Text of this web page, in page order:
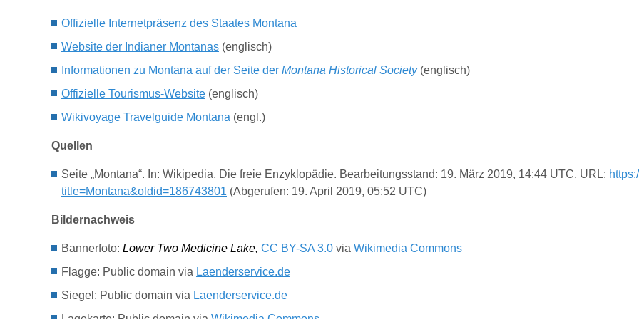
Offizielle Internetpräsenz des Staates Montana
Website der Indianer Montanas (englisch)
Informationen zu Montana auf der Seite der Montana Historical Society(englisch)
Offizielle Tourismus-Website (englisch)
Wikivoyage Travelguide Montana (engl.)
Quellen
Seite „Montana“. In: Wikipedia, Die freie Enzyklopädie. Bearbeitungsstand: 19. März 2019, 14:44 UTC. URL:
title=Montana&oldid=186743801 (Abgerufen: 19. April 2019, 05:52 UTC)
Bildernachweis
Bannerfoto: Lower Two Medicine Lake, CC BY-SA 3.0 via Wikimedia Commons
Flagge: Public domain via Laenderservice.de
Siegel: Public domain via Laenderservice.de